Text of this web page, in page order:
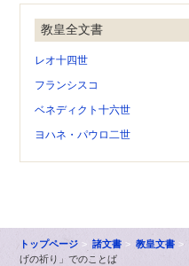
教皇全文書
レオ十四世
フランシスコ
ベネディクト十六世
ヨハネ・パウロ二世
トップページ 諸文書 教皇文書
げの祈り」でのことば